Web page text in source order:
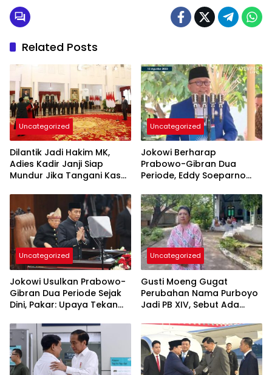
Related Posts
Uncategorized
Dilantik Jadi Hakim MK,
Adies Kadir Janji Siap
Mundur Jika Tangani Kasus
Uncategorized
Jokowi Berharap
Prabowo-Gibran Dua
Periode, Eddy Soeparno
Zulhas 2029
Uncategorized
Jokowi Usulkan Prabowo-
Gibran Dua Periode Sejak
Dini, Pakar: Upaya Tekan
Uncategorized
Gusti Moeng Gugat
Perubahan Nama Purboyo
Jadi PB XIV, Sebut Ada
Gelar Raja